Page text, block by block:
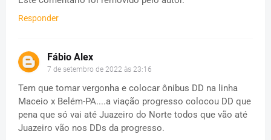
Responder
Fábio Alex
7 de setembro de 2022 às 23:16
Tem que tomar vergonha e colocar ônibus DD na linha
Maceio x Belém-PA....a viação progresso colocou DD que
pena que só vai até Juazeiro do Norte todos que vão até
Juazeiro vão nos DDs da progresso.